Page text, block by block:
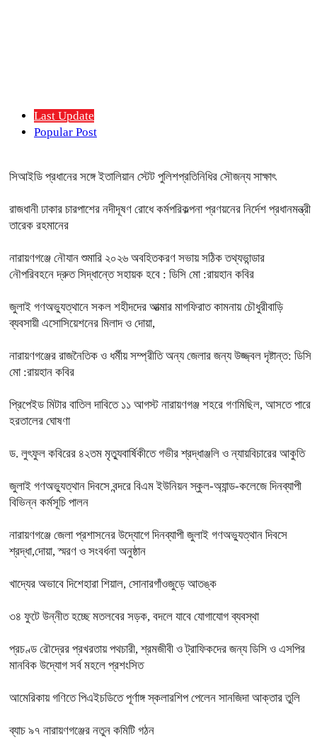
Last Update
Popular Post
সিআইডি প্রধানের সঙ্গে ইতালিয়ান স্টেট পুলিশপ্রতিনিধির সৌজন্য সাক্ষাৎ
রাজধানী ঢাকার চারপাশের নদীদূষণ রোধে কর্মপরিকল্পনা প্রণয়নের নির্দেশ প্রধানমন্ত্রী
তারেক রহমানের
নারায়ণগঞ্জে নৌযান শুমারি ২০২৬ অবহিতকরণ সভায় সঠিক তথ্যভান্ডার
নৌপরিবহনে দ্রুত সিদ্ধান্তে সহায়ক হবে : ডিসি মো :রায়হান কবির
জুলাই গণঅভ্যুত্থানে সকল শহীদদের আত্মার মাগফিরাত কামনায় চৌধুরীবাড়ি
ব্যবসায়ী এসোসিয়েশনের মিলাদ ও দোয়া,
নারায়ণগঞ্জের রাজনৈতিক ও ধর্মীয় সম্প্রীতি অন্য জেলার জন্য উজ্জ্বল দৃষ্টান্ত: ডিসি
মো :রায়হান কবির
প্রিপেইড মিটার বাতিল দাবিতে ১১ আগস্ট নারায়ণগঞ্জ শহরে গণমিছিল, আসতে পারে
হরতালের ঘোষণা
ড. লুৎফুল কবিরের ৪২তম মৃত্যুবার্ষিকীতে গভীর শ্রদ্ধাঞ্জলি ও ন্যায়বিচারের আকুতি
জুলাই গণঅভ্যুত্থান দিবসে বন্দরে বিএম ইউনিয়ন স্কুল-অ্যান্ড-কলেজে দিনব্যাপী
বিভিন্ন কর্মসূচি পালন
নারায়ণগঞ্জে জেলা প্রশাসনের উদ্যোগে দিনব্যাপী জুলাই গণঅভ্যুত্থান দিবসে
শ্রদ্ধা,দোয়া, স্মরণ ও সংবর্ধনা অনুষ্ঠান
খাদ্যের অভাবে দিশেহারা শিয়াল, সোনারগাঁওজুড়ে আতঙ্ক
৩৪ ফুটে উন্নীত হচ্ছে মতলবের সড়ক, বদলে যাবে যোগাযোগ ব্যবস্থা
প্রচণ্ড রৌদ্রের প্রখরতায় পথচারী, শ্রমজীবী ও ট্রাফিকদের জন্য ডিসি ও এসপির
মানবিক উদ্যোগ সর্ব মহলে প্রশংসিত
আমেরিকায় গণিতে পিএইচডিতে পূর্ণাঙ্গ স্কলারশিপ পেলেন সানজিদা আক্তার তুলি
ব্যাচ ৯৭ নারায়ণগঞ্জের নতুন কমিটি গঠন